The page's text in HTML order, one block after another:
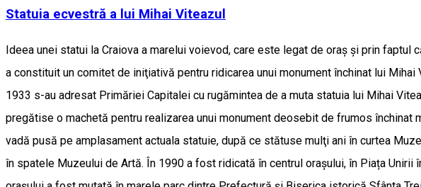
Statuia ecvestră a lui Mihai Viteazul
Ideea unei statui la Craiova a marelui voievod, care este legat de oraș şi prin
a constituit un comitet de iniţiativă pentru ridicarea unui monument închinat lui
1933 s-au adresat Primăriei Capitalei cu rugămintea de a muta statuia lui Mihai
pregătise o machetă pentru realizarea unui monument deosebit de frumos
vadă pusă pe amplasament actuala statuie, după ce stătuse mulţi ani în curtea
în spatele Muzeului de Artă. În 1990 a fost ridicată în centrul orașului, în Piața